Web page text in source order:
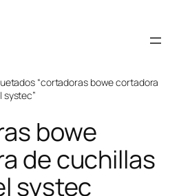
“cortadoras bowe cortadora
systec”
bowe
de cuchillas
systec